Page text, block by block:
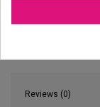
Reviews (0)